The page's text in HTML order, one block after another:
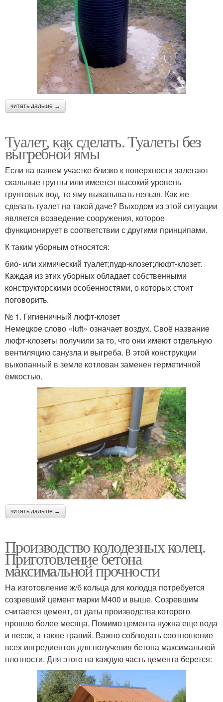
читать дальше →
Туалет, как сделать. Туалеты без
выгребной ямы
Если на вашем участке близко к поверхности залегают
скальные грунты или имеется высокий уровень
грунтовых вод, то яму выкапывать нельзя. Как же
сделать туалет на такой даче? Выходом из этой ситуации
является возведение сооружения, которое
функционирует в соответствии с другими принципами.
К таким уборным относятся:
био- или химический туалет;пудр-клозет;люфт-клозет.
Каждая из этих уборных обладает собственными
конструкторскими особенностями, о которых стоит
поговорить.
№ 1. Гигиеничный люфт-клозет
Немецкое слово «luft» означает воздух. Своё название
люфт-клозеты получили за то, что они имеют отдельную
вентиляцию санузла и выгреба. В этой конструкции
выкопанный в земле котлован заменен герметичной
ёмкостью.
читать дальше →
Производство колодезных колец.
Приготовление бетона
максимальной прочности
На изготовление ж/б кольца для колодца потребуется
созревший цемент марки М400 и выше. Созревшим
считается цемент, от даты производства которого
прошло более месяца. Помимо цемента нужна еще вода
и песок, а также гравий. Важно соблюдать соотношение
всех ингредиентов для получения бетона максимальной
плотности. Для этого на каждую часть цемента берется: